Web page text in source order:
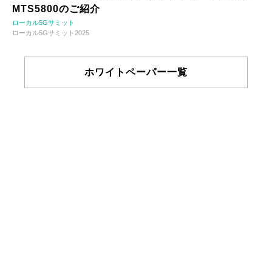
MTS5800のご紹介
ローカル5Gサミット
ローカル5Gサミット2025
ホワイトペーパー一覧